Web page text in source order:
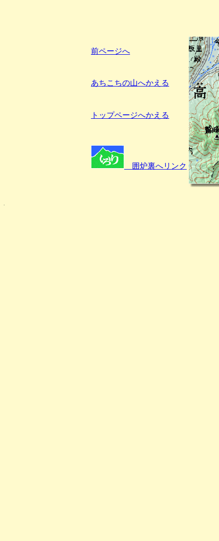
前ページへ
あちこちの山へかえる
トップページへかえる
囲炉裏へリンク